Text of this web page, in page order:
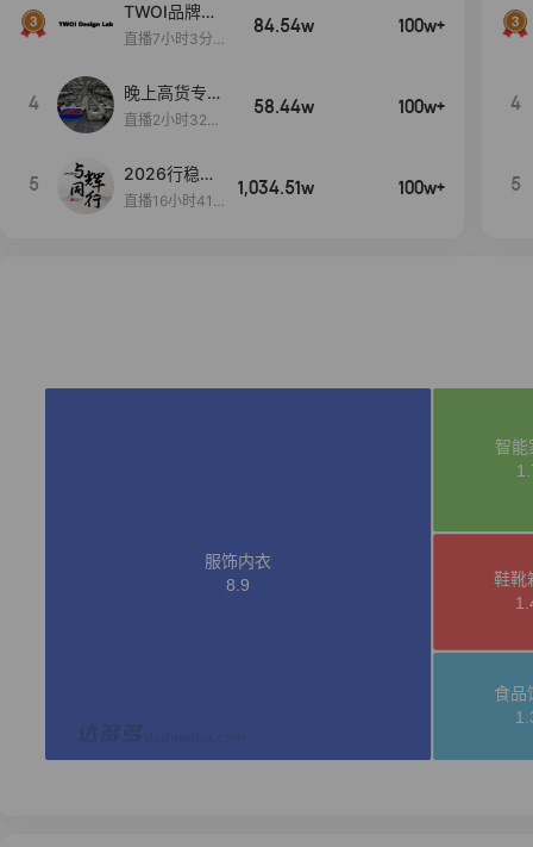
TWOI品牌直
播间新款上
直播7小时3分5
84.54w 100w+
4
晚上高货专场
大放漏
直播2小时32分
58.44w 100w+
5
2026行稳致
远
直播16小时41
1,034.51w 100w+
4
5